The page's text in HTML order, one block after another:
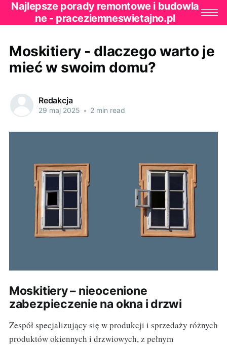
Najlepsze porady remontowe i budowla
ne - praceziemneswietajno.pl
Moskitiery - dlaczego warto je
mieć w swoim domu?
Redakcja
29 maj 2025 • 2 min read
Moskitiery – nieocenione
zabezpieczenie na okna i drzwi
Zespół specjalizujący się w produkcji i sprzedaży różnych
produktów okiennych i drzwiowych, z pełnym